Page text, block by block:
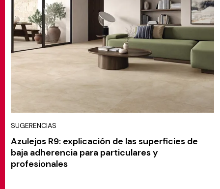
SUGERENCIAS
Azulejos R9: explicación de las superficies de
baja adherencia para particulares y
profesionales